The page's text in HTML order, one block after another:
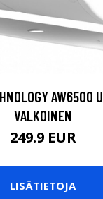
AW6500
VALKOINEN
249.9 EUR
LISÄTIETOJA